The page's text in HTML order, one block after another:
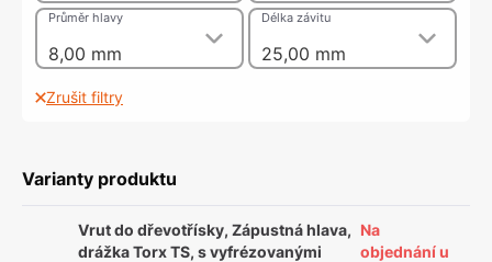
8,00 mm
Průměr hlavy
25,00 mm
Délka závitu
Zrušit filtry
Varianty produktu
Vrut do dřevotřísky, Zápustná hlava,
drážka Torx TS, s vyfrézovanými
Na
objednání u